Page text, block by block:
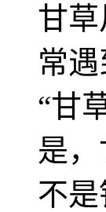
甘
常
“甘
是
不